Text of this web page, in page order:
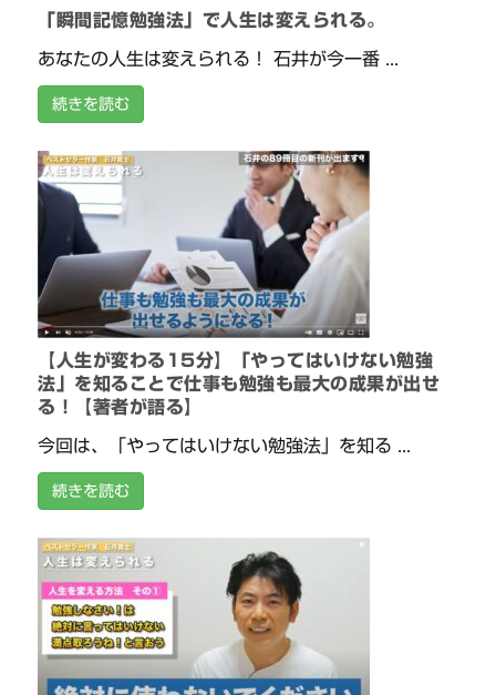
「瞬間記憶勉強法」で人生は変えられる。
あなたの人生は変えられる！ 石井が今一番 ...
続きを読む
【人生が変わる15分】「やってはいけない勉強
法」を知ることで仕事も勉強も最大の成果が出せ
る！【著者が語る】
今回は、「やってはいけない勉強法」を知る ...
続きを読む